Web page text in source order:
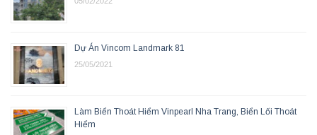
Dự Án Vincom Landmark 81
25/05/2021
Làm Biển Thoát Hiểm Vinpearl Nha Trang, Biển Lối Thoát
Hiểm